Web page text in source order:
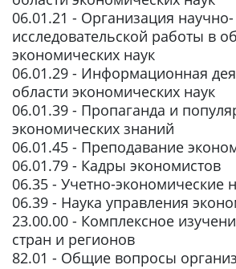
06.01.21 - Организация научно-
исследовательской работы в
экономических наук
06.01.29 - Информационная
области экономических наук
06.01.39 - Пропаганда и
экономических знаний
06.01.45 - Преподавание
06.01.79 - Кадры экономистов
06.35 - Учетно-экономические
06.39 - Наука управления
23.00.00 - Комплексное
стран и регионов
82.01 - Общие вопросы